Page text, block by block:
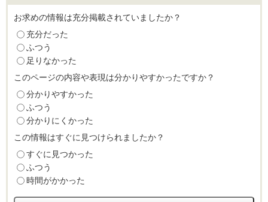
お求めの情報は充分掲載されていましたか？
充分だった
ふつう
足りなかった
このページの内容や表現は分かりやすかったですか？
分かりやすかった
ふつう
分かりにくかった
この情報はすぐに見つけられましたか？
すぐに見つかった
ふつう
時間がかかった